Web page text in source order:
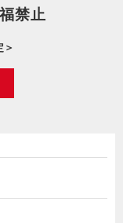
禁止
＞